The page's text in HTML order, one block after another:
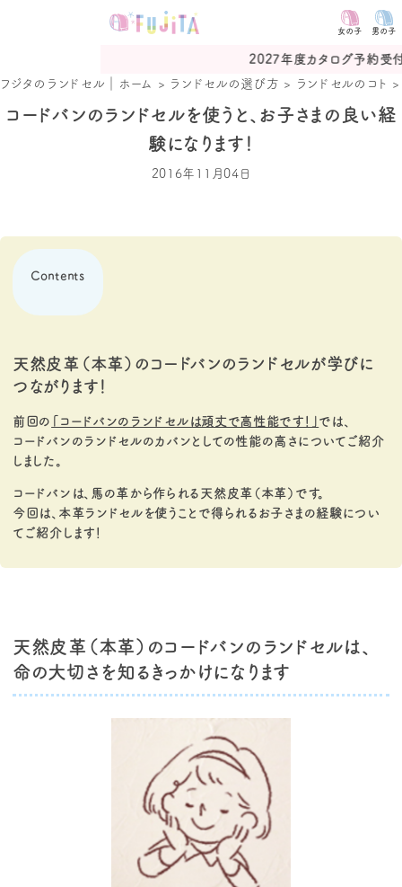
女の子 男の子
2027年度カタログ予約受付中
フジタのランドセル｜ホーム
> ランドセルの選び方 > ランドセルのコト
コードバンのランドセルを使うと、お子さまの良い経
験になります！
2016年11月04日
Contents
天然皮革（本革）のコードバンのランドセルが学びに
つながります！
前回の 「コードバンのランドセルは頑丈で高性能です！」 では、
コードバンのランドセルのカバンとしての性能の高さについてご紹介
しました。
コードバンは、馬の革から作られる天然皮革（本革）です。
今回は、本革ランドセルを使うことで得られるお子さまの経験につい
てご紹介します！
天然皮革（本革）のコードバンのランドセルは、
命の大切さを知るきっかけになります